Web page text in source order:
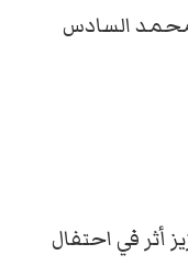
محمد السادس
أثر في احتفال